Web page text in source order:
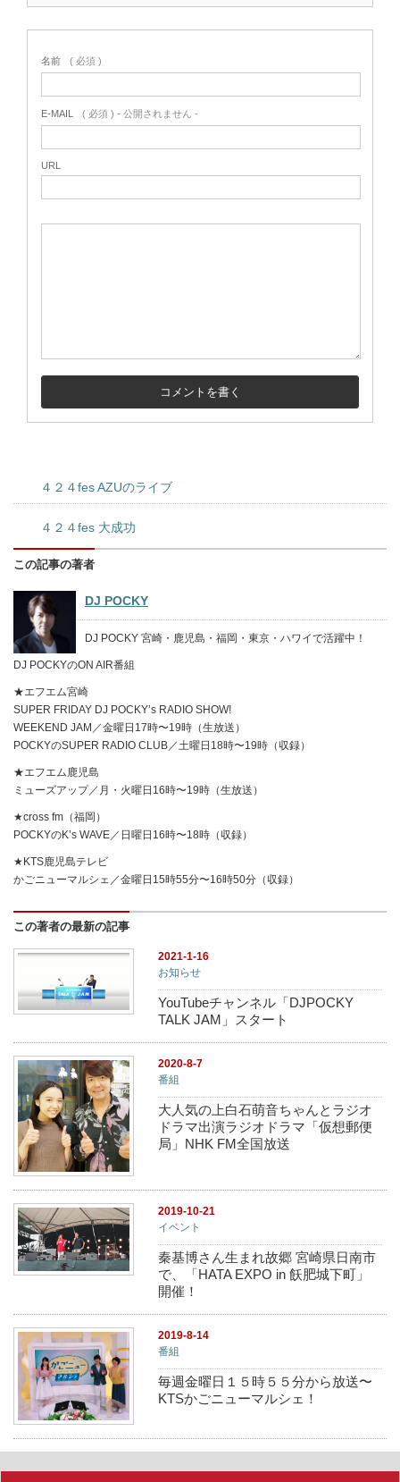
名前 ( 必須 )
E-MAIL ( 必須 ) - 公開されません -
URL
４２４fes AZUのライブ
４２４fes 大成功
この記事の著者
DJ POCKY
DJ POCKY 宮崎・鹿児島・福岡・東京・ハワイで活躍中！
DJ POCKYのON AIR番組
★エフエム宮崎
SUPER FRIDAY DJ POCKY’s RADIO SHOW!
WEEKEND JAM／金曜日17時〜19時（生放送）
POCKYのSUPER RADIO CLUB／土曜日18時〜19時（収録）
★エフエム鹿児島
ミューズアップ／月・火曜日16時〜19時（生放送）
★cross fm（福岡）
POCKYのK’s WAVE／日曜日16時〜18時（収録）
★KTS鹿児島テレビ
かごニューマルシェ／金曜日15時55分〜16時50分（収録）
この著者の最新の記事
2021-1-16
お知らせ
YouTubeチャンネル「DJPOCKY
TALK JAM」スタート
2020-8-7
番組
大人気の上白石萌音ちゃんとラジオ
ドラマ出演ラジオドラマ「仮想郵便
局」NHK FM全国放送
2019-10-21
イベント
秦基博さん生まれ故郷 宮崎県日南市
で、「HATA EXPO in 飫肥城下町」
開催！
2019-8-14
番組
毎週金曜日１５時５５分から放送〜
KTSかごニューマルシェ！